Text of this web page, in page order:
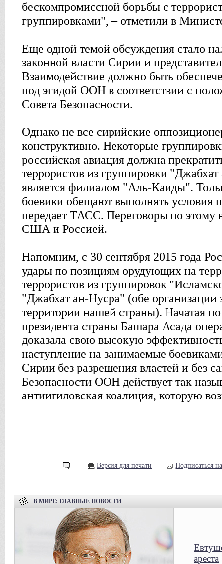
бескомпромиссной борьбы с
группировками", – отметили в
Еще одной темой обсуждения стало
законной власти Сирии и
Взаимодействие должно быть
под эгидой ООН в соответствии с
Совета Безопасности.
Однако не все сирийские
конструктивно. Некоторые
российская авиация должна
террористов из группировки
является филиалом "Аль-Каиды".
боевики обещают выполнять условия
передает ТАСС. Переговоры по этому
США и Россией.
Напомним, с 30 сентября 2015 года
удары по позициям орудующих на
террористов из группировок
"Джабхат ан-Нусра" (обе организации
территории нашей страны). Начатая
президента страны Башара Асада
доказала свою высокую
наступление на занимаемые
Сирии без разрешения властей и без
Безопасности ООН действует так
антиигиловская коалиция, которую
Версия для печати Подписаться
В МИРЕ: ГЛАВНЫЕ НОВОСТИ
ареста